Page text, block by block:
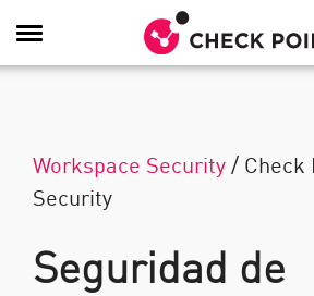
Alternar navegación
Workspace Security/ Check
Security
Seguridad de